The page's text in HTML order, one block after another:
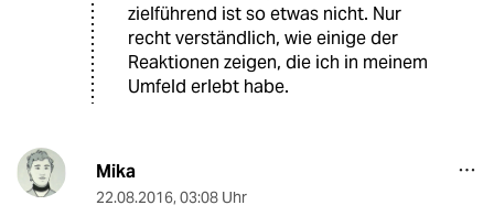
zielführend ist so etwas nicht. Nur
recht verständlich, wie einige der
Reaktionen zeigen, die ich in meinem
Umfeld erlebt habe.
Mika
22.08.2016, 03:08 Uhr